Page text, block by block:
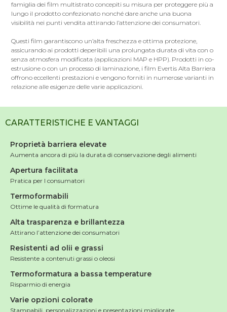
famiglia dei film multistrato concepiti su misura per proteggere più a
lungo il prodotto confezionato nonché dare anche una buona
visibilità nei punti vendita attirando l’attenzione dei consumatori.
Questi film garantiscono un’alta freschezza e ottima protezione,
assicurando ai prodotti deperibili una prolungata durata di vita con o
senza atmosfera modificata (applicazioni MAP e HPP). Prodotti in co-
estrusione o con un processo di laminazione, i film Evertis Alta Barriera
offrono eccellenti prestazioni e vengono forniti in numerose varianti in
relazione alle esigenze delle varie applicazioni.
CARATTERISTICHE E VANTAGGI
Proprietà barriera elevate
Aumenta ancora di più la durata di conservazione degli alimenti
Apertura facilitata
Pratica per I consumatori
Termoformabili
Ottime le qualità di formatura
Alta trasparenza e brillantezza
Attirano l’attenzione dei consumatori
Resistenti ad olii e grassi
Resistente a contenuti grassi o oleosi
Termoformatura a bassa temperature
Risparmio di energia
Varie opzioni colorate
Stampabili, personalizzazioni e presentazioni migliorate